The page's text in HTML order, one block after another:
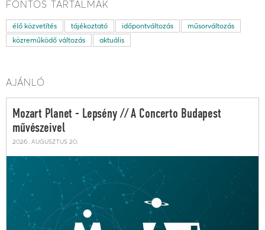
FONTOS TARTALMAK
élő közvetítés tájékoztató időpontváltozás
műsorváltozás
közreműködő változás
aktuális
AJÁNLÓ
Mozart Planet - Lepsény // A Concerto Budapest
művészeivel
2026. augusztus 20.